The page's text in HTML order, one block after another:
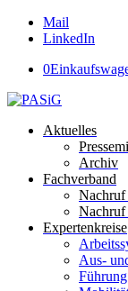
Mail
LinkedIn
0
Aktuelles
Archiv
Fachverband
Nachruf
Nachruf
Expertenkreise
Aus-